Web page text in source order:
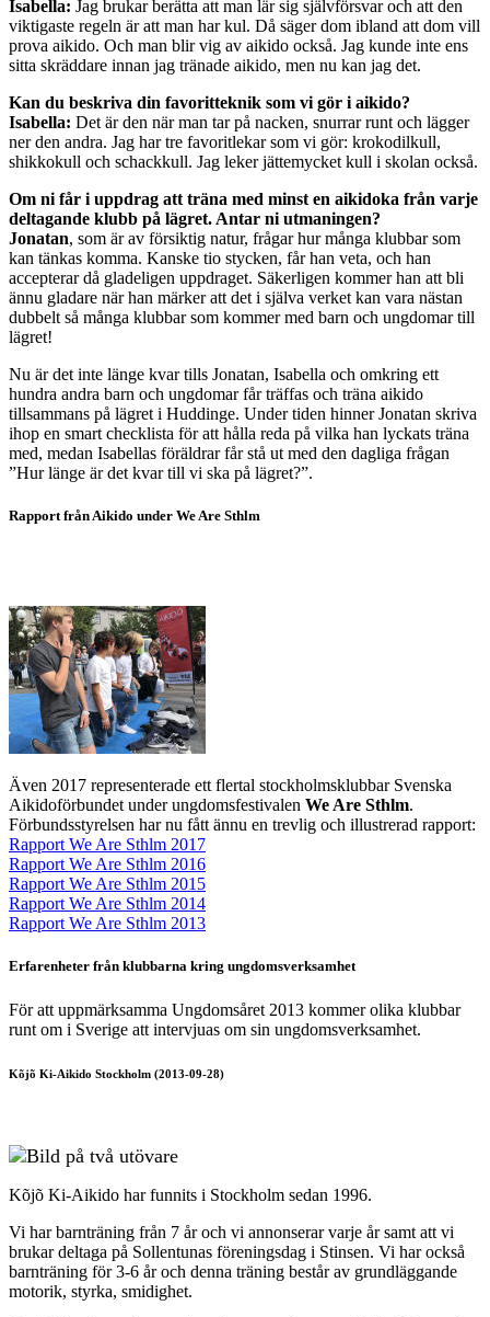
Isabella: Jag brukar berätta att man lär sig självförsvar och att den
viktigaste regeln är att man har kul. Då säger dom ibland att dom vill
prova aikido. Och man blir vig av aikido också. Jag kunde inte ens
sitta skräddare innan jag tränade aikido, men nu kan jag det.
Kan du beskriva din favoritteknik som vi gör i aikido?
Isabella: Det är den när man tar på nacken, snurrar runt och lägger
ner den andra. Jag har tre favoritlekar som vi gör: krokodilkull,
shikkokull och schackkull. Jag leker jättemycket kull i skolan också.
Om ni får i uppdrag att träna med minst en aikidoka från varje
deltagande klubb på lägret. Antar ni utmaningen?
Jonatan, som är av försiktig natur, frågar hur många klubbar som
kan tänkas komma. Kanske tio stycken, får han veta, och han
accepterar då gladeligen uppdraget. Säkerligen kommer han att bli
ännu gladare när han märker att det i själva verket kan vara nästan
dubbelt så många klubbar som kommer med barn och ungdomar till
lägret!
Nu är det inte länge kvar tills Jonatan, Isabella och omkring ett
hundra andra barn och ungdomar får träffas och träna aikido
tillsammans på lägret i Huddinge. Under tiden hinner Jonatan skriva
ihop en smart checklista för att hålla reda på vilka han lyckats träna
med, medan Isabellas föräldrar får stå ut med den dagliga frågan
”Hur länge är det kvar till vi ska på lägret?”.
Rapport från Aikido under We Are Sthlm
Även 2017 representerade ett flertal stockholmsklubbar Svenska
Aikidoförbundet under ungdomsfestivalen We Are Sthlm.
Förbundsstyrelsen har nu fått ännu en trevlig och illustrerad rapport:
Rapport We Are Sthlm 2017
Rapport We Are Sthlm 2016
Rapport We Are Sthlm 2015
Rapport We Are Sthlm 2014
Rapport We Are Sthlm 2013
Erfarenheter från klubbarna kring ungdomsverksamhet
För att uppmärksamma Ungdomsåret 2013 kommer olika klubbar
runt om i Sverige att intervjuas om sin ungdomsverksamhet.
Kõjõ Ki-Aikido Stockholm (2013-09-28)
Kõjõ Ki-Aikido har funnits i Stockholm sedan 1996.
Vi har barnträning från 7 år och vi annonserar varje år samt att vi
brukar deltaga på Sollentunas föreningsdag i Stinsen. Vi har också
barnträning för 3-6 år och denna träning består av grundläggande
motorik, styrka, smidighet.